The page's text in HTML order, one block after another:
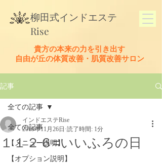
貴方の本来の力を引き出す
​自由が丘の体質改善・肌質改善サロン
​柳田式インドエステ
Rise
記事
全ての記事
【メニュー説明】
【オプション説明】
全ての記事
１１２６=いいふろの日
インドエステRise
2019年11月26日 読了時間: 1分